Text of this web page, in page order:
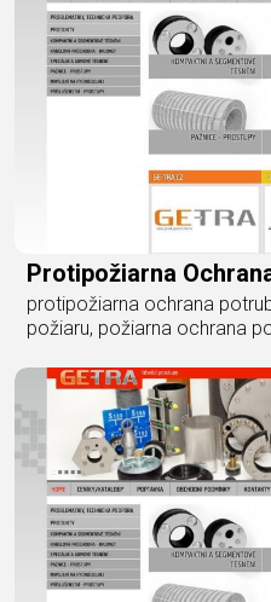
Protipožiarna
protipožiarna ochrana
požiaru, požiarna ochrana